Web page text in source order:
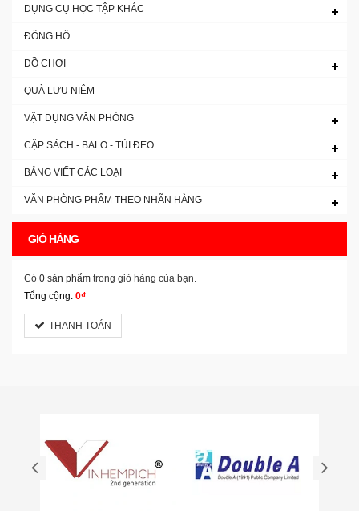
DỤNG CỤ HỌC TẬP KHÁC
ĐỒNG HỒ
ĐỒ CHƠI
QUÀ LƯU NIỆM
VẬT DỤNG VĂN PHÒNG
CẶP SÁCH - BALO - TÚI ĐEO
BẢNG VIẾT CÁC LOẠI
VĂN PHÒNG PHẨM THEO NHÃN HÀNG
GIỎ HÀNG
Có 0 sản phẩm trong giỏ hàng của bạn.
Tổng cộng: 0₫
THANH TOÁN